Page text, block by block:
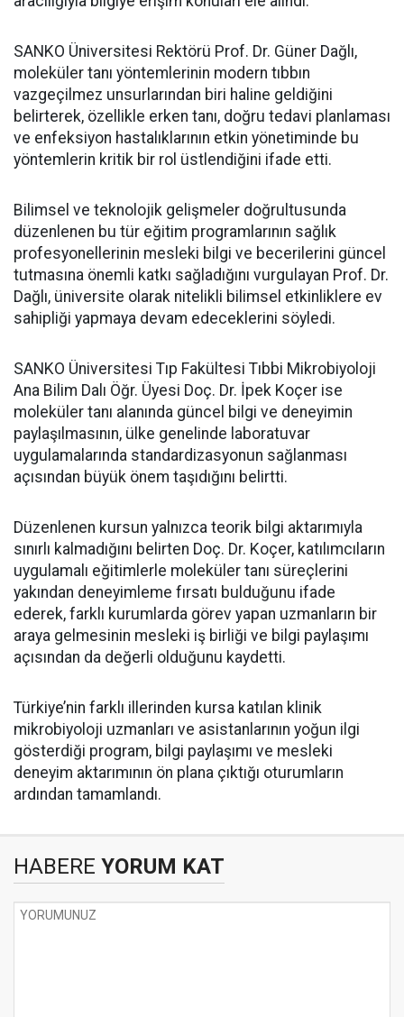
SANKO Üniversitesi Rektörü Prof. Dr. Güner Dağlı,
moleküler tanı yöntemlerinin modern tıbbın
vazgeçilmez unsurlarından biri haline geldiğini
belirterek, özellikle erken tanı, doğru tedavi planlaması
ve enfeksiyon hastalıklarının etkin yönetiminde bu
yöntemlerin kritik bir rol üstlendiğini ifade etti.
Bilimsel ve teknolojik gelişmeler doğrultusunda
düzenlenen bu tür eğitim programlarının sağlık
profesyonellerinin mesleki bilgi ve becerilerini güncel
tutmasına önemli katkı sağladığını vurgulayan Prof. Dr.
Dağlı, üniversite olarak nitelikli bilimsel etkinliklere ev
sahipliği yapmaya devam edeceklerini söyledi.
SANKO Üniversitesi Tıp Fakültesi Tıbbi Mikrobiyoloji
Ana Bilim Dalı Öğr. Üyesi Doç. Dr. İpek Koçer ise
moleküler tanı alanında güncel bilgi ve deneyimin
paylaşılmasının, ülke genelinde laboratuvar
uygulamalarında standardizasyonun sağlanması
açısından büyük önem taşıdığını belirtti.
Düzenlenen kursun yalnızca teorik bilgi aktarımıyla
sınırlı kalmadığını belirten Doç. Dr. Koçer, katılımcıların
uygulamalı eğitimlerle moleküler tanı süreçlerini
yakından deneyimleme fırsatı bulduğunu ifade
ederek, farklı kurumlarda görev yapan uzmanların bir
araya gelmesinin mesleki iş birliği ve bilgi paylaşımı
açısından da değerli olduğunu kaydetti.
Türkiye’nin farklı illerinden kursa katılan klinik
mikrobiyoloji uzmanları ve asistanlarının yoğun ilgi
gösterdiği program, bilgi paylaşımı ve mesleki
deneyim aktarımının ön plana çıktığı oturumların
ardından tamamlandı.
HABERE YORUM KAT